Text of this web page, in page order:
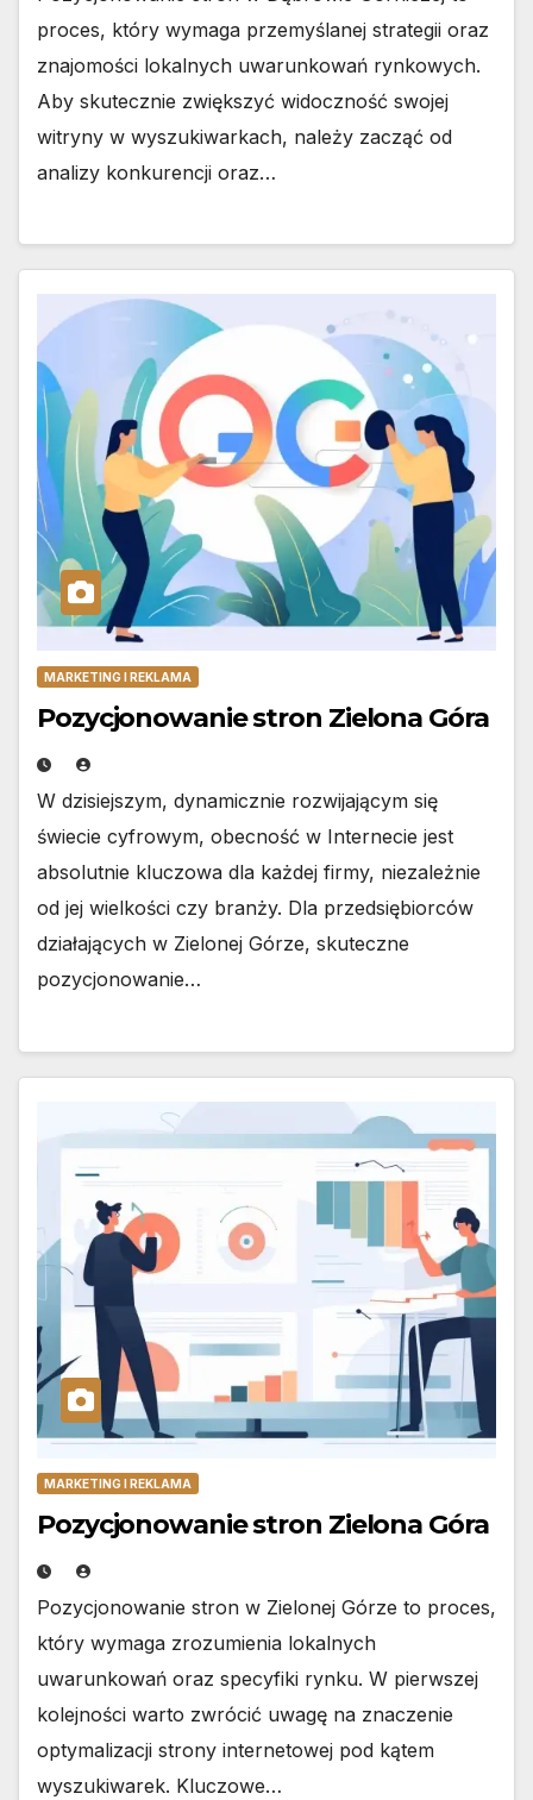
proces, który wymaga przemyślanej strategii oraz
znajomości lokalnych uwarunkowań rynkowych.
Aby skutecznie zwiększyć widoczność swojej
witryny w wyszukiwarkach, należy zacząć od
analizy konkurencji oraz…
MARKETING I REKLAMA
Pozycjonowanie stron Zielona Góra
W dzisiejszym, dynamicznie rozwijającym się
świecie cyfrowym, obecność w Internecie jest
absolutnie kluczowa dla każdej firmy, niezależnie
od jej wielkości czy branży. Dla przedsiębiorców
działających w Zielonej Górze, skuteczne
pozycjonowanie…
MARKETING I REKLAMA
Pozycjonowanie stron Zielona Góra
Pozycjonowanie stron w Zielonej Górze to proces,
który wymaga zrozumienia lokalnych
uwarunkowań oraz specyfiki rynku. W pierwszej
kolejności warto zwrócić uwagę na znaczenie
optymalizacji strony internetowej pod kątem
wyszukiwarek. Kluczowe…